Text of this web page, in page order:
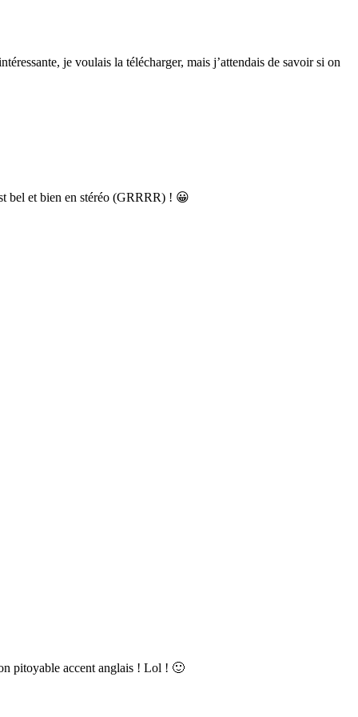
je voulais la télécharger, mais j’attendais de savoir si on
bel et bien en stéréo (GRRRR) ! 😀
pitoyable accent anglais ! Lol ! 🙂